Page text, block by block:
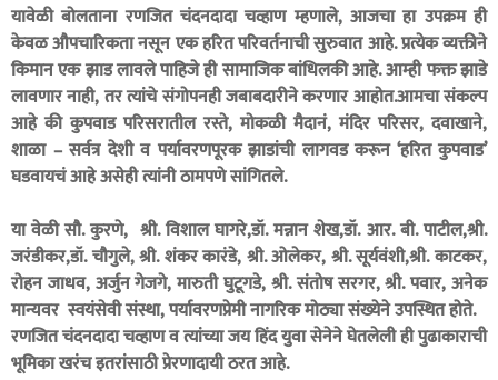
यावेळी बोलताना रणजित चंदनदादा चव्हाण म्हणाले, आजचा हा उपक्रम ही
केवळ औपचारिकता नसून एक हरित परिवर्तनाची सुरुवात आहे. प्रत्येक व्यक्तीने
किमान एक झाड लावले पाहिजे ही सामाजिक बांधिलकी आहे. आम्ही फक्त झाडे
लावणार नाही, तर त्यांचे संगोपनही जबाबदारीने करणार आहोत.आमचा संकल्प
आहे की कुपवाड परिसरातील रस्ते, मोकळी मैदानं, मंदिर परिसर, दवाखाने,
शाळा – सर्वत्र देशी व पर्यावरणपूरक झाडांची लागवड करून ‘हरित कुपवाड’
घडवायचं आहे असेही त्यांनी ठामपणे सांगितले.
या वेळी सौ. कुरणे, श्री. विशाल घागरे,डॉ. मन्नान शेख,डॉ. आर. बी. पाटील,श्री.
जरंडीकर,डॉ. चौगुले, श्री. शंकर कारंडे, श्री. ओलेकर, श्री. सूर्यवंशी,श्री. काटकर,
रोहन जाधव, अर्जुन गेजगे, मारुती घुटूगडे, श्री. संतोष सरगर, श्री. पवार, अनेक
मान्यवर स्वयंसेवी संस्था, पर्यावरणप्रेमी नागरिक मोठ्या संख्येने उपस्थित होते.
रणजित चंदनदादा चव्हाण व त्यांच्या जय हिंद युवा सेनेने घेतलेली ही पुढाकाराची
भूमिका खरंच इतरांसाठी प्रेरणादायी ठरत आहे.